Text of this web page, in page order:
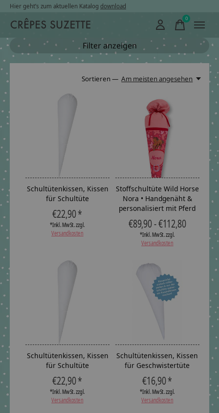
Hier geht’s zum aktuellen Katalog download
0items
Filter anzeigen
Sortieren — Am meisten angesehen
Schultütenkissen, Kissen
für Schultüte
€22,90 *
*Inkl. MwSt. zzgl.
Versandkosten
Stoffschultüte Wild Horse
Nora • Handgenäht &
personalisiert mit Pferd
€89,90 - €112,80
*Inkl. MwSt. zzgl.
Versandkosten
Schultütenkissen, Kissen
für Schultüte
€22,90 *
*Inkl. MwSt. zzgl.
Versandkosten
Schultütenkissen, Kissen
für Geschwistertüte
€16,90 *
*Inkl. MwSt. zzgl.
Versandkosten